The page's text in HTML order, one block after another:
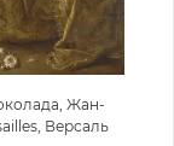
Жан-
Версаль